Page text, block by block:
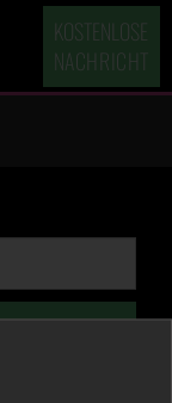
KOSTENLOSE
NACHRICHT